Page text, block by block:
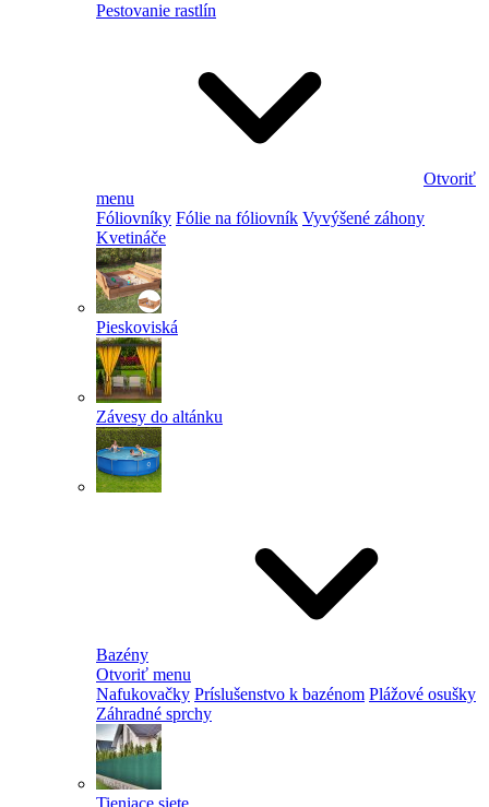
Pestovanie rastlín
Otvoriť
menu
Fóliovníky Fólie na fóliovník Vyvýšené záhony
Kvetináče
Pieskoviská
Závesy do altánku
Bazény
Otvoriť menu
Nafukovačky Príslušenstvo k bazénom Plážové osušky
Záhradné sprchy
Tieniace siete